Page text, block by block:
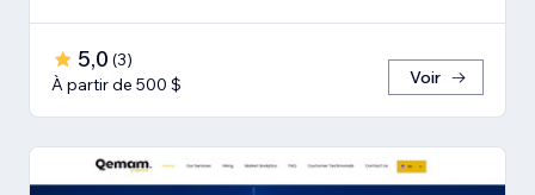
5,0 (3)
À partir de 500 $
Voir